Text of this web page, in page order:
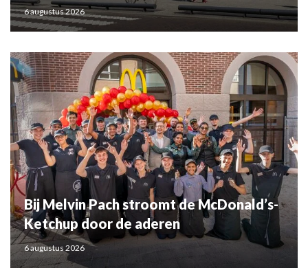
6 augustus 2026
Bij Melvin Pach stroomt de McDonald’s-
Ketchup door de aderen
6 augustus 2026